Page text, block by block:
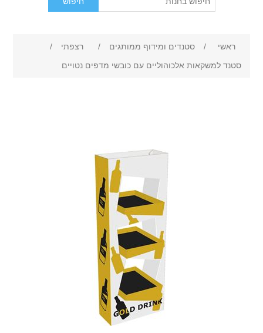
ראשי / סטנדים ומידוף ממותגים / רצפתי
/
סטנד למשקאות אלכוהוליים עם כובשי מדפים נטויים